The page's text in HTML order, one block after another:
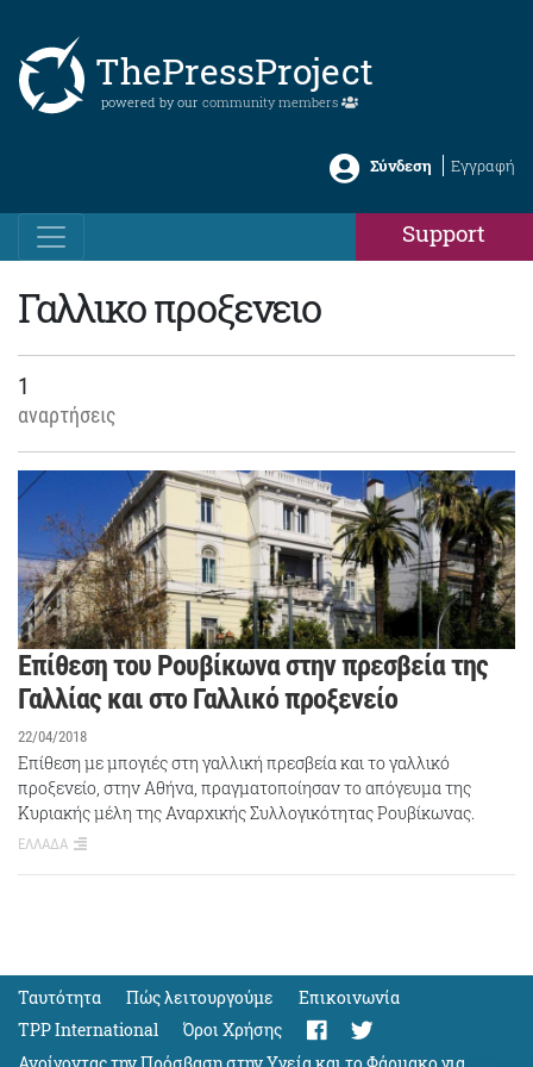
ThePressProject
powered by our community members
Σύνδεση Εγγραφή
Support
Γαλλικο προξενειο
1
αναρτήσεις
Επίθεση του Ρουβίκωνα στην πρεσβεία της
Γαλλίας και στο Γαλλικό προξενείο
22/04/2018
Επίθεση με μπογιές στη γαλλική πρεσβεία και το γαλλικό
προξενείο, στην Αθήνα, πραγματοποίησαν το απόγευμα της
Κυριακής μέλη της Αναρχικής Συλλογικότητας Ρουβίκωνας.
ΕΛΛΑΔΑ
Ταυτότητα Πώς λειτουργούμε
Eπικοινωνία
TPP International
Όροι Χρήσης